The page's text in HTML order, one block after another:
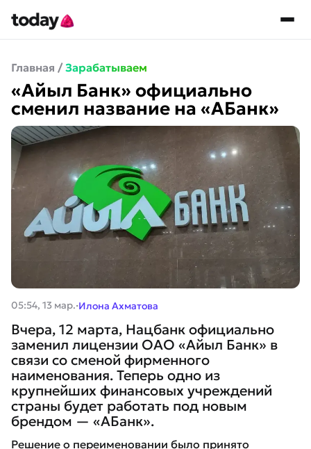
Главная / Зарабатываем
«Айыл Банк» официально
сменил название на «АБанк»
05:54, 13 мар.·Илона Ахматова
Вчера, 12 марта, Нацбанк официально
заменил лицензии ОАО «Айыл Банк» в
связи со сменой фирменного
наименования. Теперь одно из
крупнейших финансовых учреждений
страны будет работать под новым
брендом — «АБанк».
Решение о переименовании было принято